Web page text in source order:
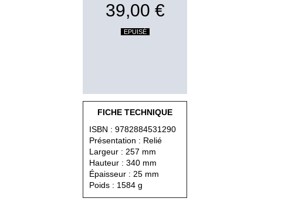
39,00 €
EPUISÉ
FICHE TECHNIQUE
ISBN : 9782884531290
Présentation : Relié
Largeur : 257 mm
Hauteur : 340 mm
Épaisseur : 25 mm
Poids : 1584 g